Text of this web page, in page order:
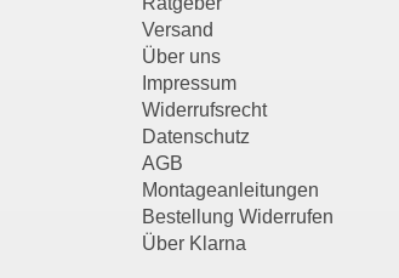
Versand
Über uns
Impressum
Widerrufsrecht
Datenschutz
AGB
Montageanleitungen
Bestellung Widerrufen
Über Klarna